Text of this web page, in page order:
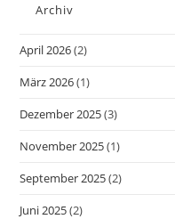
Archiv
April 2026(2)
März 2026(1)
Dezember 2025(3)
November 2025(1)
September 2025(2)
Juni 2025(2)